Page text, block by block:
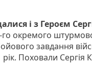
і з Героєм
го окремого
завдання
Поховали Сергія